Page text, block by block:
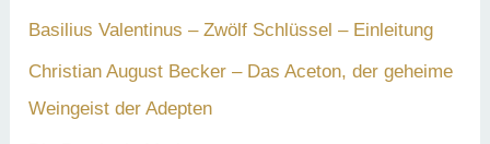
Basilius Valentinus – Zwölf Schlüssel – Einleitung
Christian August Becker – Das Aceton, der geheime
Weingeist der Adepten